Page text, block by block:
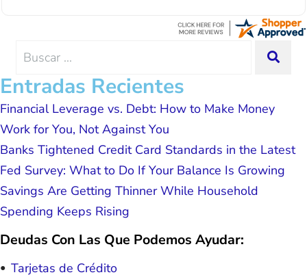
hope. I look forward to better days for
possible because of J Miller, and I am
Lemus, ext 204 and he was excellent throughout.
He answered all of my questions quickly and
Search
Entradas Recientes
Financial Leverage vs. Debt: How to Make Money
Work for You, Not Against You
Banks Tightened Credit Card Standards in the Latest
Fed Survey: What to Do If Your Balance Is Growing
Savings Are Getting Thinner While Household
Spending Keeps Rising
Deudas Con Las Que Podemos Ayudar:
Tarjetas de Crédito